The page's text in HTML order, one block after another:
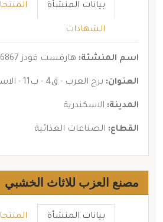
بيانات المنشأة
الشهادات
اسم المنشئة: هارفست فودز 016867
العنوان: برج العرب - ق4 - ب11 - الاسكندرية
المدينة: الاسكندرية
القطاع: الصناعات الغذائية
مصنع العزب للاثاث الخشبي
بيانات المنشأة